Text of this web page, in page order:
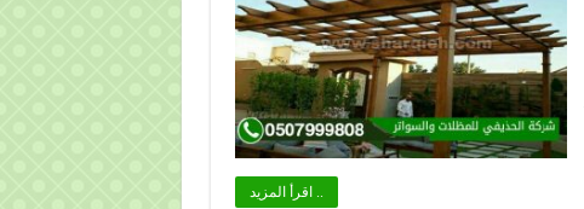
اقرأ المزيد ..